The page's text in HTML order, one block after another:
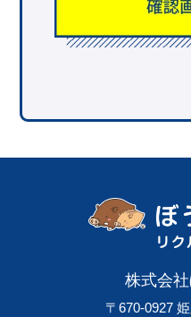
ありますので使用しな
は”全角”で入力してく
●回答した内容を当社の
株式会
〒670-0927